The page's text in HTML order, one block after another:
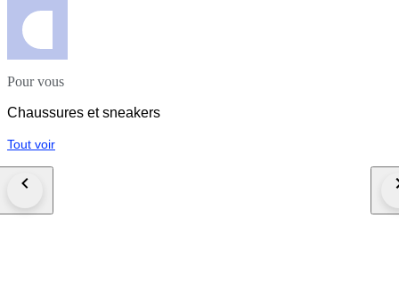
Pour vous
Chaussures et sneakers
Tout voir